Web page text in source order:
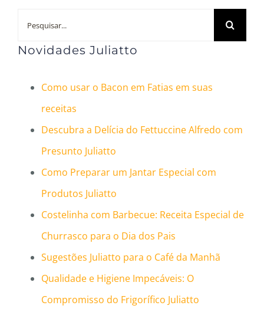
Novidades Juliatto
Como usar o Bacon em Fatias em suas
receitas
Descubra a Delícia do Fettuccine Alfredo com
Presunto Juliatto
Como Preparar um Jantar Especial com
Produtos Juliatto
Costelinha com Barbecue: Receita Especial de
Churrasco para o Dia dos Pais
Sugestões Juliatto para o Café da Manhã
Qualidade e Higiene Impecáveis: O
Compromisso do Frigorífico Juliatto